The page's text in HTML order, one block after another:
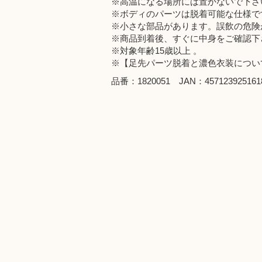
※ボディのパーツは脱着可能な仕様
※小さな部品があります。誤飲の危
※商品到着後、すぐに中身をご確認下
※対象年齢15歳以上 。
※【足先パーツ脱着と濃色衣装につ
品番：1820051 JAN：